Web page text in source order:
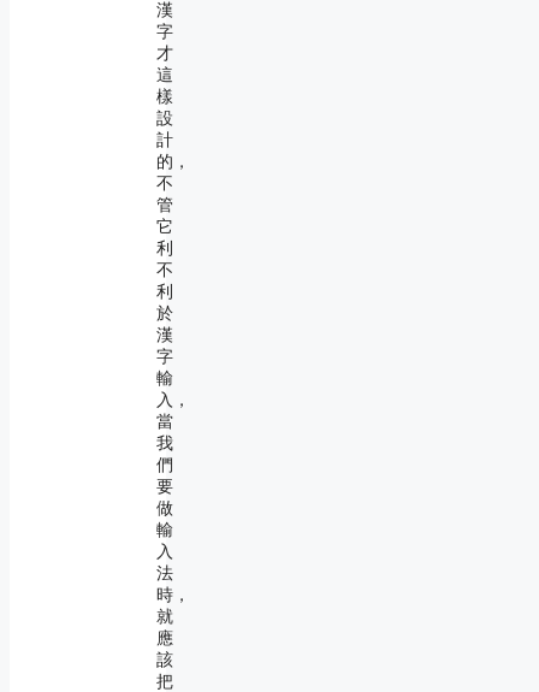
漢
字
才
這
樣
設
計
的，
不
管
它
利
不
利
於
漢
字
輸
入，
當
我
們
要
做
輸
入
法
時，
就
應
該
把